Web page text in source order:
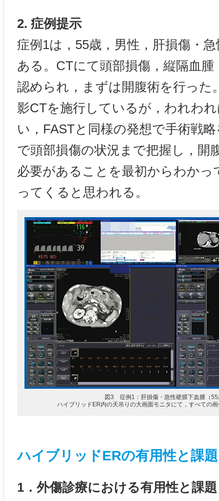
2. 症例提示
症例1は，55歳，男性，肝損傷・
ある。CTにて頭部損傷，縦隔血腫
認められ，まずは開腹術を行った
影CTを施行しているが，われわ
い，FASTと同様の発想で手術戦
で頭部損傷の状況まで把握し，開
必要があることを最初からわかっ
ってくると思われる。
図3 症例1：肝損傷・急性硬膜下血腫（55
ハイブリッドER内の天吊りの大画面モニタにて，すべての
ハイブリッドERの有用性と課題
1．外傷診療における有用性と課題